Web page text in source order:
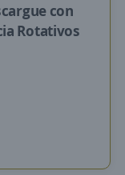
con
Rotativos